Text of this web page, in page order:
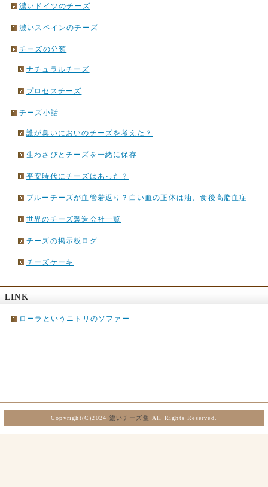
濃いドイツのチーズ
濃いスペインのチーズ
チーズの分類
ナチュラルチーズ
プロセスチーズ
チーズ小話
誰が臭いにおいのチーズを考えた？
生わさびとチーズを一緒に保存
平安時代にチーズはあった？
ブルーチーズが血管若返り？白い血の正体は油、食後高脂血症
世界のチーズ製造会社一覧
チーズの掲示板ログ
チーズケーキ
LINK
ローラというニトリのソファー
Copyright(C)2024 濃いチーズ集 All Rights Reserved.